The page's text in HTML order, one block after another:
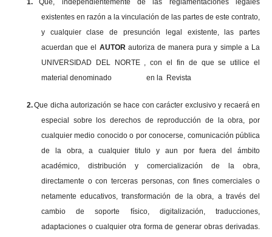
1.
Que, independientemente de las reglamentaciones legales
existentes en razón a la vinculación de las partes de este contrato,
y cualquier clase de presunción legal existente, las partes
acuerdan que el AUTOR autoriza de manera pura y simple a La
UNIVERSIDAD DEL NORTE , con el fin de que se utilice el
material denominado en la Revista
2.Que dicha autorización se hace con carácter exclusivo y recaerá en
especial sobre los derechos de reproducción de la obra, por
cualquier medio conocido o por conocerse, comunicación pública
de la obra, a cualquier titulo y aun por fuera del ámbito
académico, distribución y comercialización de la obra,
directamente o con terceras personas, con fines comerciales o
netamente educativos, transformación de la obra, a través del
cambio de soporte físico, digitalización, traducciones,
adaptaciones o cualquier otra forma de generar obras derivadas.